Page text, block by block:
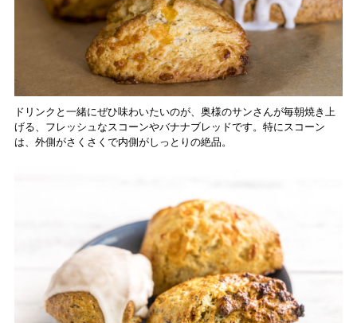
ドリンクと一緒にぜひ味わいたいのが、奥様のサンさんが毎朝焼き上
げる、フレッシュなスコーンやバナナブレッドです。特にスコーン
は、外側がさくさくで内側がしっとりの絶品。